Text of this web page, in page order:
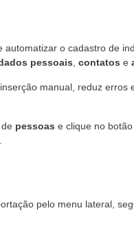
automatizar o cadastro de
pessoais contatos e
manual, reduz
pessoas e clique no botão
pelo menu lateral,